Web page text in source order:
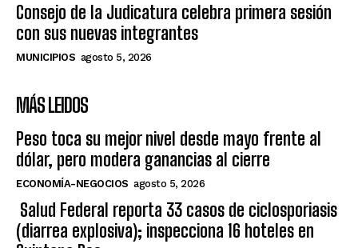
Consejo de la Judicatura celebra primera sesión
con sus nuevas integrantes
MUNICIPIOS agosto 5, 2026
MÁS LEIDOS
Peso toca su mejor nivel desde mayo frente al
dólar, pero modera ganancias al cierre
ECONOMÍA-NEGOCIOS agosto 5, 2026
Salud Federal reporta 33 casos de ciclosporiasis
(diarrea explosiva); inspecciona 16 hoteles en